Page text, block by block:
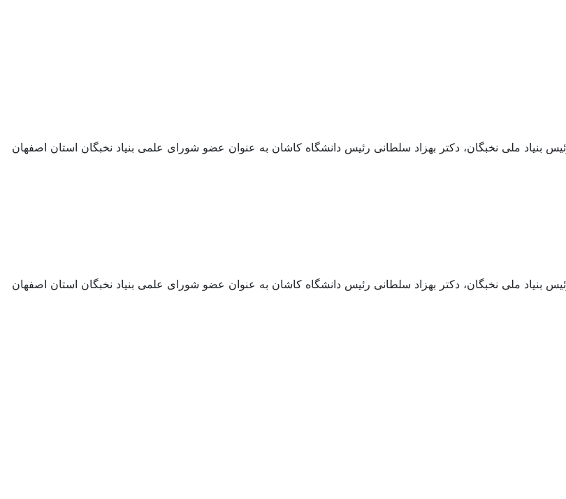
ملی نخبگان، دکتر بهزاد سلطانی رئیس دانشگاه کاشان به عنوان عضو شورای علمی بنیاد نخبگان استان اصفهان
ملی نخبگان، دکتر بهزاد سلطانی رئیس دانشگاه کاشان به عنوان عضو شورای علمی بنیاد نخبگان استان اصفهان